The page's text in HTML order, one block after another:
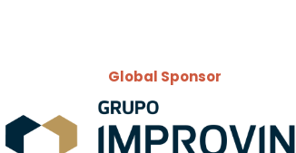
Global Sponsor